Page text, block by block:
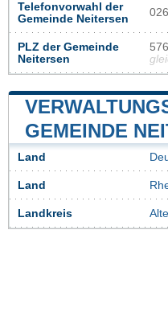
Telefonvorwahl der
Gemeinde Neitersen
PLZ der Gemeinde
Neitersen
GEMEINDE
Land
Land
Landkreis